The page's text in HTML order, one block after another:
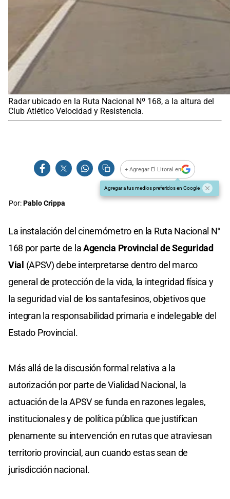
Radar ubicado en la Ruta Nacional Nº 168, a la altura del
Club Atlético Velocidad y Resistencia.
+ Agregar El Litoral en
Agregar a tus medios preferidos en Google
Por:Pablo Crippa
La instalación del cinemómetro en la Ruta Nacional N°
168 por parte de laAgencia Provincial de Seguridad
Vial (APSV) debe interpretarse dentro del marco
general de protección de la vida, la integridad física y
la seguridad vial de los santafesinos, objetivos que
integran la responsabilidad primaria e indelegable del
Estado Provincial.
Más allá de la discusión formal relativa a la
autorización por parte de Vialidad Nacional, la
actuación de la APSV se funda en razones legales,
institucionales y de política pública que justifican
plenamente su intervención en rutas que atraviesan
territorio provincial, aun cuando estas sean de
jurisdicción nacional.